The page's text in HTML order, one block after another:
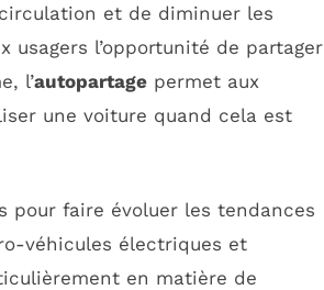
et de diminuer les
usagers l’opportunité de partager
l’autopartage permet aux
une voiture quand cela est
pour faire évoluer les tendances
véhicules électriques et
en matière de